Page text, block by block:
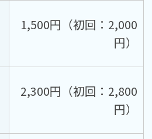
1,500円（初回：2,000
円）
2,300円（初回：2,800
円）